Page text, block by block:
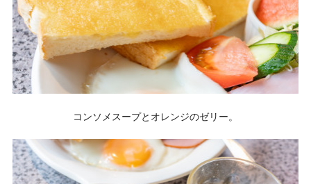
コンソメスープとオレンジのゼリー。